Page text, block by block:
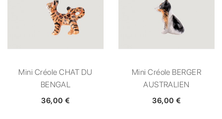
Mini Créole CHAT DU
BENGAL
36,00 €
Mini Créole BERGER
AUSTRALIEN
36,00 €